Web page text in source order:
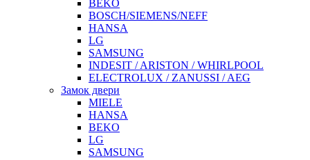
BEKO
BOSCH/SIEMENS/NEFF
HANSA
LG
SAMSUNG
INDESIT / ARISTON / WHIRLPOOL
ELECTROLUX / ZANUSSI / AEG
Замок двери
MIELE
HANSA
BEKO
LG
SAMSUNG